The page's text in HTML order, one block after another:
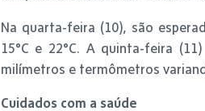
Na quarta-feira (10), são
15°C e 22°C. A quinta-feira
milímetros e termômetros
Cuidados com a saúde